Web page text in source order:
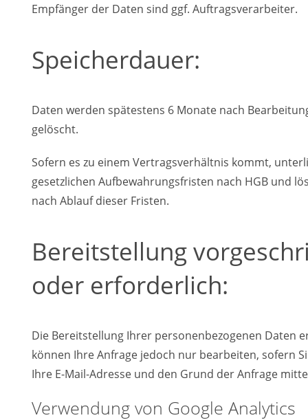
Empfänger der Daten sind ggf. Auftragsverarbeiter.
Speicherdauer:
Daten werden spätestens 6 Monate nach
gelöscht.
Sofern es zu einem Vertragsverhältnis kommt,
gesetzlichen Aufbewahrungsfristen nach HGB und
nach Ablauf dieser Fristen.
Bereitstellung
oder erforderlich:
Die Bereitstellung Ihrer personenbezogenen Daten
können Ihre Anfrage jedoch nur bearbeiten, sofern
Ihre E-Mail-Adresse und den Grund der Anfrage
Verwendung von Google Analytics